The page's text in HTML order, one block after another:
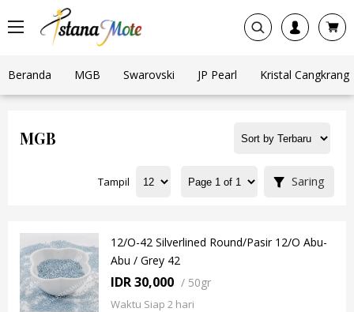
Beranda MGB Swarovski JP Pearl Kristal Cangkrang
MGB
Tampil Saring
12/O-42 Silverlined Round/Pasir 12/O Abu-
Abu / Grey 42
IDR 30,000 / 50gr
Waktu Siap 2 hari